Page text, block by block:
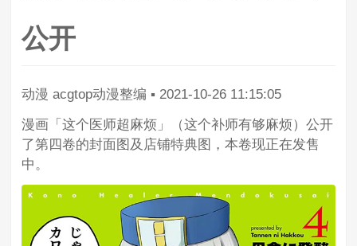
公开
动漫 acgtop动漫整编 ▪ 2021-10-26 11:15:05
漫画「这个医师超麻烦」（这个补师有够麻烦）公开
了第四卷的封面图及店铺特典图，本卷现正在发售
中。